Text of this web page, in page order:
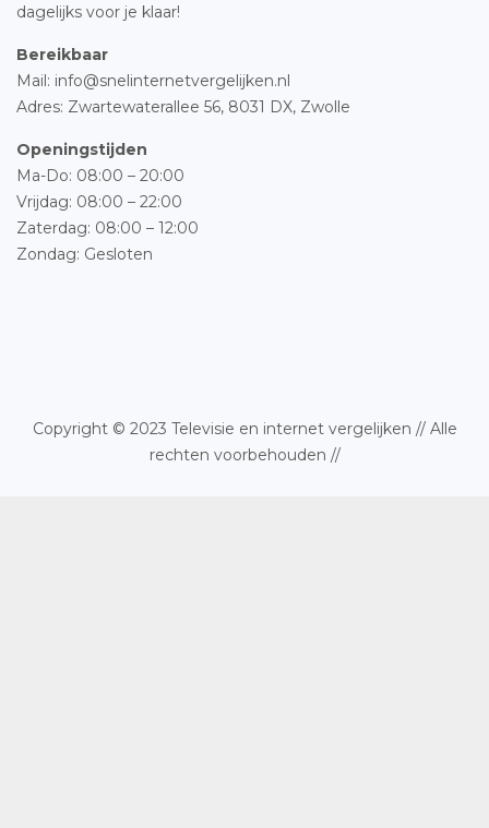
dagelijks voor je klaar!
Bereikbaar
Mail: info@snelinternetvergelijken.nl
Adres: Zwartewaterallee 56, 8031 DX, Zwolle
Openingstijden
Ma-Do: 08:00 – 20:00
Vrijdag: 08:00 – 22:00
Zaterdag: 08:00 – 12:00
Zondag: Gesloten
Copyright © 2023 Televisie en internet vergelijken // Alle
rechten voorbehouden //